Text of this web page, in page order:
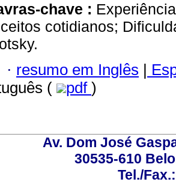
chave :
cotidianos;
· resumo em Inglês |
(
pdf )
Av. Dom José
30535-610
Tel./